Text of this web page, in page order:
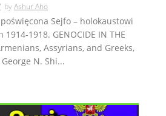
byAshur Aho
Sejfo – holokaustowi
1918. GENOCIDE IN THE
Assyrians, and Greeks,
N. Shi...